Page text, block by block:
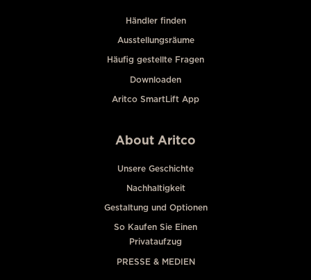
Händler finden
Ausstellungsräume
Häufig gestellte Fragen
Downloaden
Aritco SmartLift App
About Aritco
Unsere Geschichte
Nachhaltigkeit
Gestaltung und Optionen
So Kaufen Sie Einen
Privataufzug
PRESSE & MEDIEN